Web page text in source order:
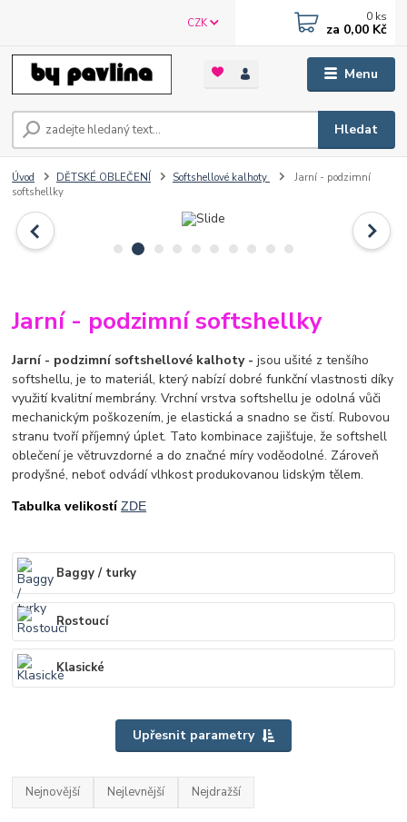
Menu
CZK
Hledat
0 ks
za 0,00 Kč
Úvod DĚTSKÉ OBLEČENÍ Softshellové kalhoty
Jarní - podzimní
softshellky
Jarní - podzimní softshellky
Jarní - podzimní softshellové kalhoty -jsou ušité z tenšího
softshellu, je to materiál, který nabízí dobré funkční vlastnosti díky
využití kvalitní membrány. Vrchní vrstva softshellu je odolná vůči
mechanickým poškozením, je elastická a snadno se čistí. Rubovou
stranu tvoří příjemný úplet. Tato kombinace zajišťuje, že softshell
oblečení je větruvzdorné a do značné míry voděodolné. Zároveň
prodyšné, neboť odvádí vlhkost produkovanou lidským tělem.
Tabulka velikostíZDE
Baggy / turky
Rostoucí
Klasické
Upřesnit parametry
Nejnovější Nejlevnější Nejdražší